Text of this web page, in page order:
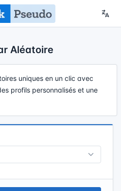
Aléatoire
uniques en un clic avec
profils personnalisés et une